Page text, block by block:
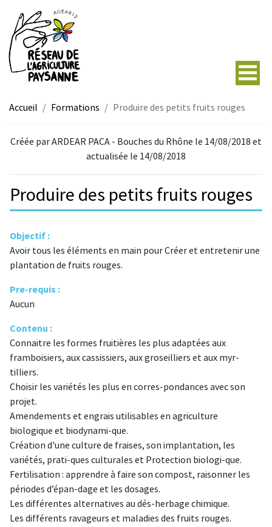
Accueil Formations Produire des petits fruits rouges
Créée par ARDEAR PACA - Bouches du Rhône le 14/08/2018 et
actualisée le 14/08/2018
Produire des petits fruits rouges
Objectif :
Avoir tous les éléments en main pour Créer et entretenir une
plantation de fruits rouges.
Pre-requis :
Aucun
Contenu :
Connaitre les formes fruitières les plus adaptées aux
framboisiers, aux cassissiers, aux groseilliers et aux myr-
tilliers.
Choisir les variétés les plus en corres-pondances avec son
projet.
Amendements et engrais utilisables en agriculture
biologique et biodynami-que.
Création d'une culture de fraises, son implantation, les
variétés, prati-ques culturales et Protection biologi-que.
Fertilisation : apprendre à faire son compost, raisonner les
périodes d’épan-dage et les dosages.
Les différentes alternatives au dés-herbage chimique.
Les différents ravageurs et maladies des fruits rouges.